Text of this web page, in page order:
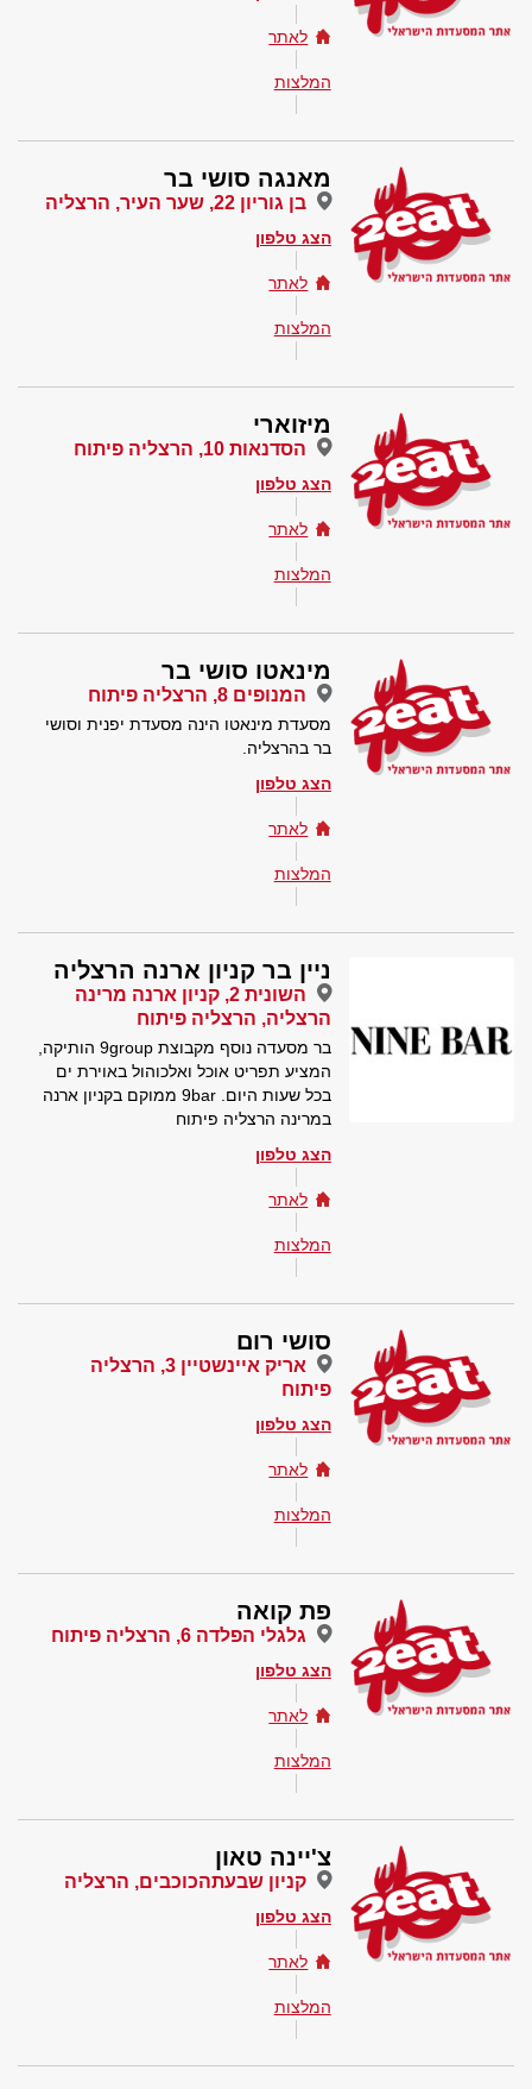
לאתר
המלצות
מאנגה סושי בר
בן גוריון 22, שער העיר, הרצליה
הצג טלפון
לאתר
המלצות
מיזוארי
הסדנאות 10, הרצליה פיתוח
הצג טלפון
לאתר
המלצות
מינאטו סושי בר
המנופים 8, הרצליה פיתוח
מסעדת מינאטו הינה מסעדת יפנית וסושי
בר בהרצליה.
הצג טלפון
לאתר
המלצות
ניין בר קניון ארנה הרצליה
השונית 2, קניון ארנה מרינה
הרצליה, הרצליה פיתוח
בר מסעדה נוסף מקבוצת 9group הותיקה,
המציע תפריט אוכל ואלכוהול באוירת ים
בכל שעות היום. 9bar ממוקם בקניון ארנה
במרינה הרצליה פיתוח
הצג טלפון
לאתר
המלצות
סושי רום
אריק איינשטיין 3, הרצליה
פיתוח
הצג טלפון
לאתר
המלצות
פת קואה
גלגלי הפלדה 6, הרצליה פיתוח
הצג טלפון
לאתר
המלצות
צ'יינה טאון
קניון שבעתהכוכבים, הרצליה
הצג טלפון
לאתר
המלצות